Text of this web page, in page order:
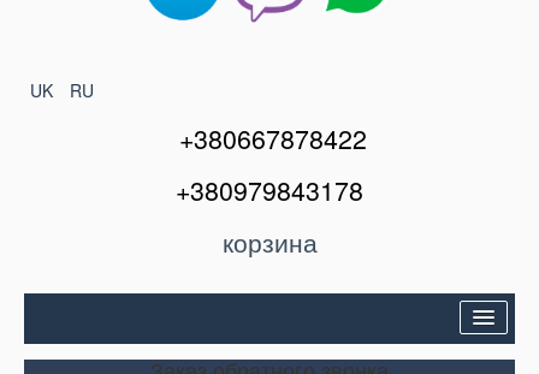
UK RU
+380667878422
+380979843178
корзина
Двери входные